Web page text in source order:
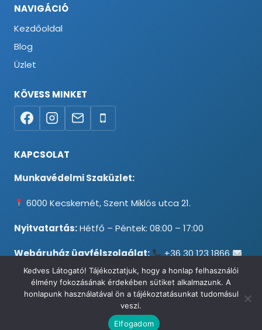
NAVIGÁCIÓ
Kezdőoldal
Blog
Üzlet
KÖVESS MINKET
KAPCSOLAT
Munkavédelmi Szaküzlet:
6000 Kecskemét, Szent Miklós utca 21.
Nyitvatartás:Hétfő – Péntek: 08:00 – 17:00
Webáruház ügyfélszolgálat:
+36 30 123 1866
info@testpancel.hu
© 2026 Munkavédelmi és Ruházati Webáruház - Minden jog
Kedves Látogató! Tájékoztatjuk, hogy a honlap felhasználói
élmény fokozásának érdekében sütiket alkalmazunk. A
honlapunk használatával ön a tájékoztatásunkat tudomásul
veszi.
Elfogadom